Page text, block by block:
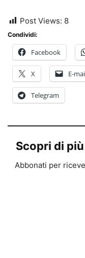
Post Views: 8
Condividi:
Facebook
X E-
Telegram
Scopri di
Abbonati per